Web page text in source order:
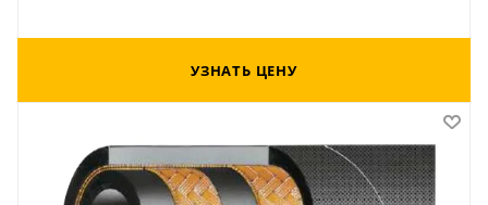
УЗНАТЬ ЦЕНУ